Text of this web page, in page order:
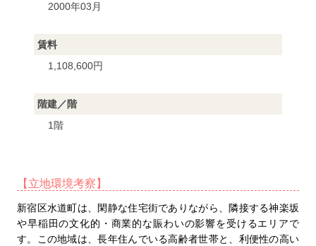
2000年03月
賃料
1,108,600円
階建／階
1階
【立地環境考察】
新宿区水道町は、閑静な住宅街でありながら、隣接する神楽坂
や早稲田の文化的・商業的な賑わいの影響を受けるエリアで
す。この地域は、長年住んでいる高齢者世帯と、利便性の高い